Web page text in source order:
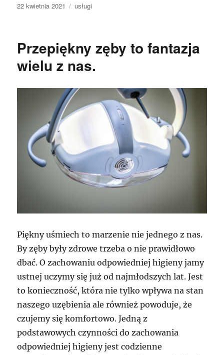
Data
22 kwietnia 2021 Kategorie
usługi
Przepiękny zęby to fantazja
wielu z nas.
Piękny uśmiech to marzenie nie jednego z nas.
By zęby były zdrowe trzeba o nie prawidłowo
dbać. O zachowaniu odpowiedniej higieny jamy
ustnej uczymy się już od najmłodszych lat. Jest
to konieczność, która nie tylko wpływa na stan
naszego uzębienia ale również powoduje, że
czujemy się komfortowo. Jedną z
podstawowych czynności do zachowania
odpowiedniej higieny jest codzienne